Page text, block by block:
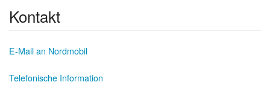
Kontakt
E-Mail an Nordmobil
Telefonische Information